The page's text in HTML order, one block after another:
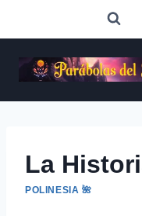
La
POLINESIA 🌺